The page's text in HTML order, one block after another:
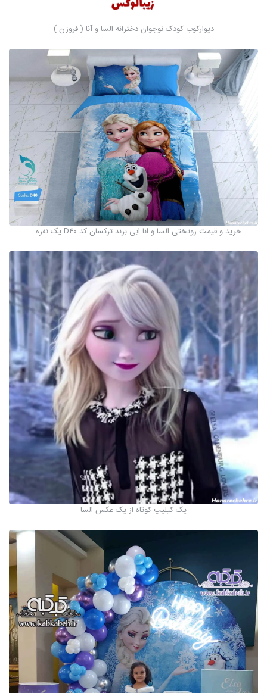
دیوارکوب کودک نوجوان دخترانه السا و آنا ( فروزن )
خرید و قیمت روتختی السا و انا ابی برند ترکسان کد D40 یک نفره ...
یک کیلیپ کوتاه از یک عکس السا